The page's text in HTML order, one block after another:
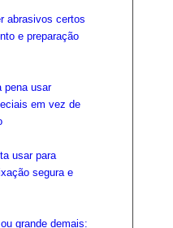
abrasivos certos
e preparação
pena usar
em vez de
usar para
segura e
grande demais: